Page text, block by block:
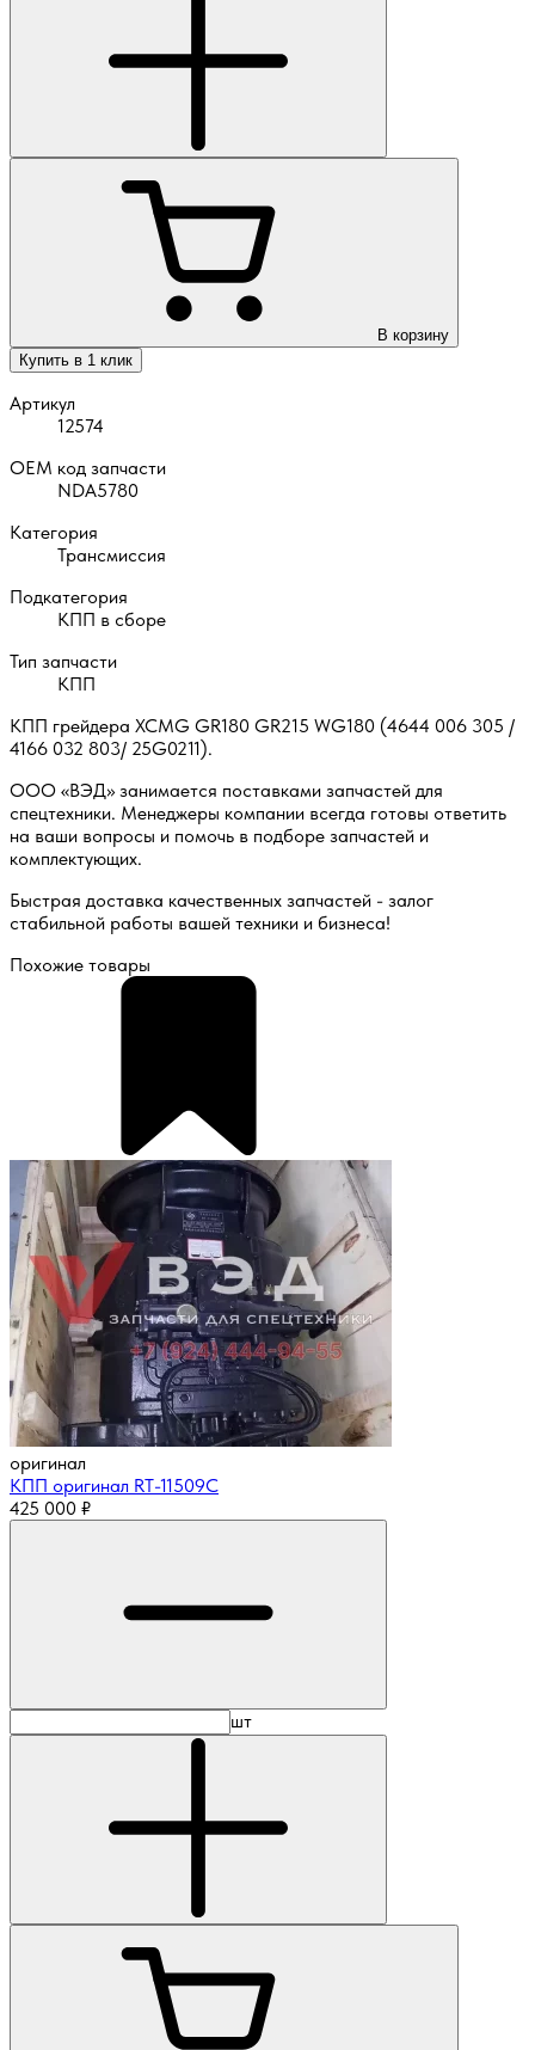
В корзину
Купить в 1 клик
Артикул
12574
OEM код запчасти
NDA5780
Категория
Трансмиссия
Подкатегория
КПП в сборе
Тип запчасти
КПП
КПП грейдера XCMG GR180 GR215 WG180 (4644 006 305 /
4166 032 803/ 25G0211).
ООО «ВЭД» занимается поставками запчастей для
спецтехники. Менеджеры компании всегда готовы ответить
на ваши вопросы и помочь в подборе запчастей и
комплектующих.
Быстрая доставка качественных запчастей - залог
стабильной работы вашей техники и бизнеса!
Похожие товары
оригинал
КПП оригинал RT-11509C
425 000 ₽
шт